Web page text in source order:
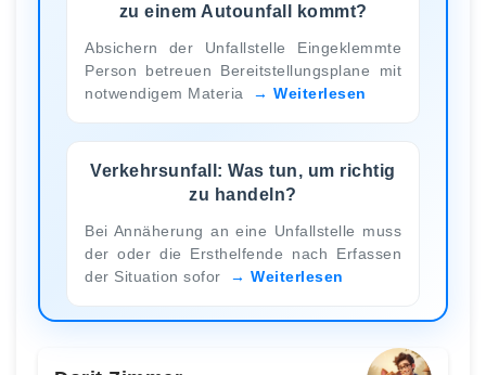
zu einem Autounfall kommt?
Absichern der Unfallstelle Eingeklemmte
Person betreuen Bereitstellungsplane mit
notwendigem Materia
Weiterlesen
Verkehrsunfall: Was tun, um richtig
zu handeln?
Bei Annäherung an eine Unfallstelle muss
der oder die Ersthelfende nach Erfassen
der Situation sofor
Weiterlesen